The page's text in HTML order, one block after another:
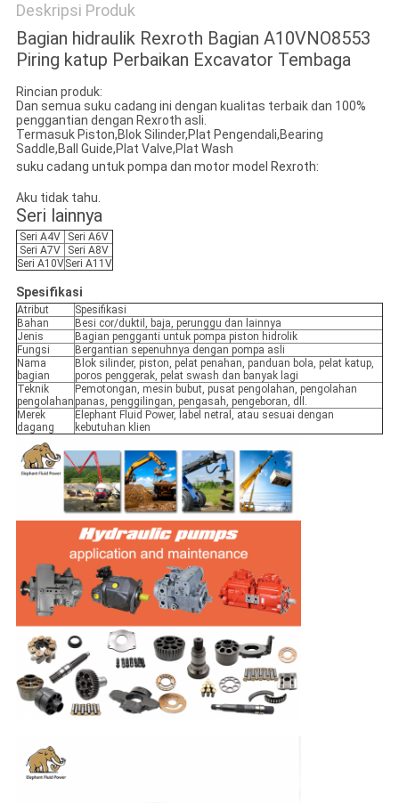
Deskripsi Produk
Bagian hidraulik Rexroth Bagian A10VNO8553
Piring katup Perbaikan Excavator Tembaga
Rincian produk:
Dan semua suku cadang ini dengan kualitas terbaik dan 100%
penggantian dengan Rexroth asli.
Termasuk Piston,Blok Silinder,Plat Pengendali,Bearing
Saddle,Ball Guide,Plat Valve,Plat Wash
suku cadang untuk pompa dan motor model Rexroth:
Aku tidak tahu.
Seri lainnya
Seri A4V
Seri A6V
Seri A7V
Seri A8V
Seri A10VSeri A11V
Spesifikasi
Atribut
Spesifikasi
Bahan
Besi cor/duktil, baja, perunggu dan lainnya
Jenis
Bagian pengganti untuk pompa piston hidrolik
Fungsi
Bergantian sepenuhnya dengan pompa asli
Nama
bagian
Blok silinder, piston, pelat penahan, panduan bola, pelat katup,
poros penggerak, pelat swash dan banyak lagi
Teknik
pengolahan
Pemotongan, mesin bubut, pusat pengolahan, pengolahan
panas, penggilingan, pengasah, pengeboran, dll.
Merek
dagang
Elephant Fluid Power, label netral, atau sesuai dengan
kebutuhan klien